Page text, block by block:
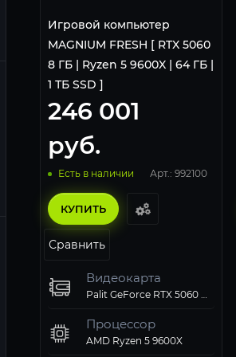
Игровой компьютер
MAGNIUM FRESH [ RTX 5060
8 ГБ | Ryzen 5 9600X | 64 ГБ |
1 ТБ SSD ]
246 001
руб.
Есть в наличии Арт.: 992100
КУПИТЬ
Сравнить
Видеокарта
Процессор
AMD Ryzen 5 9600X